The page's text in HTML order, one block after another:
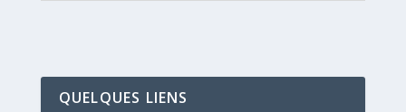
QUELQUES LIENS